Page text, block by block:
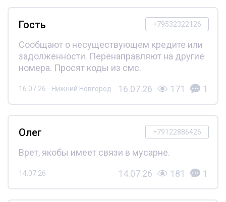
+79532322126
Гость
Сообщают о несуществующем кредите или
задолженности. Перенаправляют на другие
номера. Просят коды из смс.
16.07.26 - Нижний Новгород 16.07.26 171 1
+79122886426
Олег
Врет, якобы имеет связи в мусарне.
14.07.26 14.07.26 181 1